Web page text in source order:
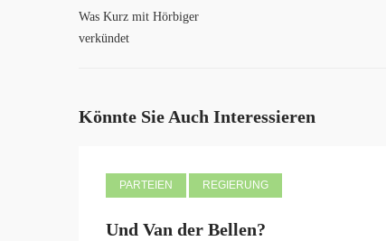
Was Kurz mit Hörbiger
verkündet
Könnte Sie Auch Interessieren
PARTEIEN REGIERUNG
Und Van der Bellen?